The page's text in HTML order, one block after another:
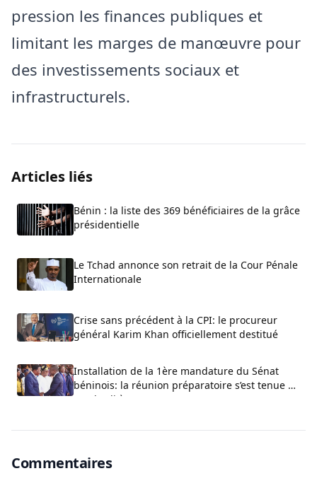
pression les finances publiques et
limitant les marges de manœuvre pour
des investissements sociaux et
infrastructurels.
Articles liés
Bénin : la liste des 369 bénéficiaires de la grâce
présidentielle
Le Tchad annonce son retrait de la Cour Pénale
Internationale
Crise sans précédent à la CPI: le procureur
général Karim Khan officiellement destitué
Installation de la 1ère mandature du Sénat
béninois: la réunion préparatoire s’est tenue ce
vendredi à Cotonou
Commentaires